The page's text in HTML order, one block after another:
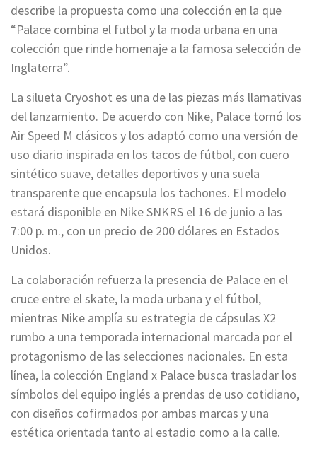
describe la propuesta como una colección en la que
“Palace combina el futbol y la moda urbana en una
colección que rinde homenaje a la famosa selección de
Inglaterra”.
La silueta Cryoshot es una de las piezas más llamativas
del lanzamiento. De acuerdo con Nike, Palace tomó los
Air Speed M clásicos y los adaptó como una versión de
uso diario inspirada en los tacos de fútbol, con cuero
sintético suave, detalles deportivos y una suela
transparente que encapsula los tachones. El modelo
estará disponible en Nike SNKRS el 16 de junio a las
7:00 p. m., con un precio de 200 dólares en Estados
Unidos.
La colaboración refuerza la presencia de Palace en el
cruce entre el skate, la moda urbana y el fútbol,
mientras Nike amplía su estrategia de cápsulas X2
rumbo a una temporada internacional marcada por el
protagonismo de las selecciones nacionales. En esta
línea, la colección England x Palace busca trasladar los
símbolos del equipo inglés a prendas de uso cotidiano,
con diseños cofirmados por ambas marcas y una
estética orientada tanto al estadio como a la calle.